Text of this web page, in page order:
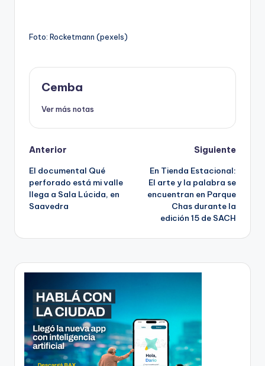
Foto: Rocketmann (pexels)
Cemba
Ver más notas
Post
navigation
Anterior
El documental Qué
perforado está mi valle
llega a Sala Lúcida, en
Saavedra
Siguiente
En Tienda Estacional:
El arte y la palabra se
encuentran en Parque
Chas durante la
edición 15 de SACH